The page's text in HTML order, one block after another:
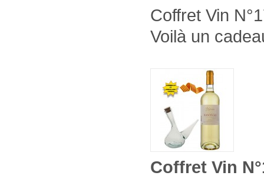
Coffret Vin
Voilà un
Coffret Vin